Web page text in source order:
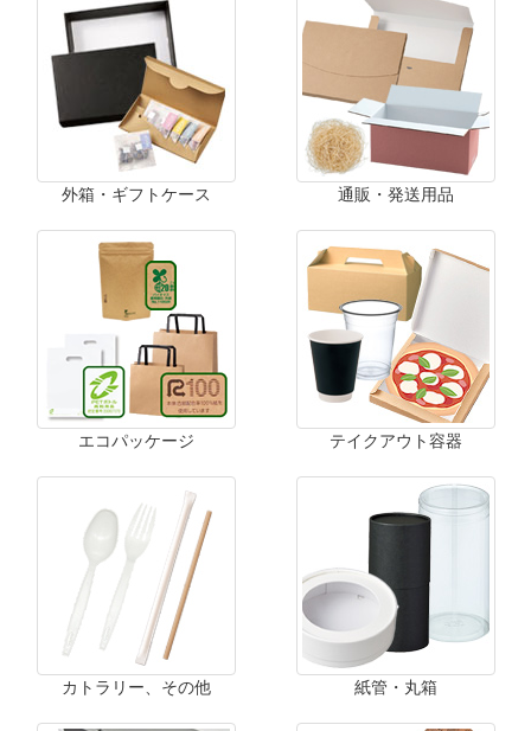
外箱・ギフトケース 通販・発送用品
エコパッケージ テイクアウト容器
カトラリー、その他 紙管・丸箱